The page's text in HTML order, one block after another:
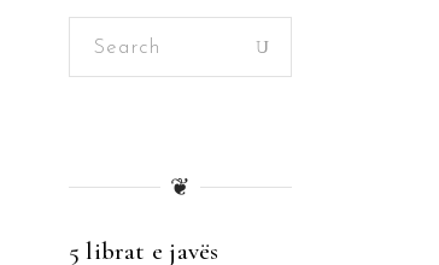
Search
❦
5 librat e javës